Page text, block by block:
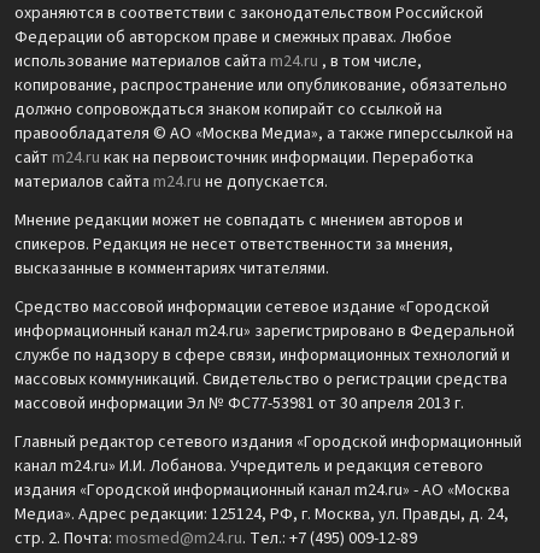
охраняются в соответствии с законодательством Российской
Федерации об авторском праве и смежных правах. Любое
использование материалов сайта m24.ru , в том числе,
копирование, распространение или опубликование, обязательно
должно сопровождаться знаком копирайт со ссылкой на
правообладателя © АО «Москва Медиа», а также гиперссылкой на
сайт m24.ru как на первоисточник информации. Переработка
материалов сайта m24.ru не допускается.
Мнение редакции может не совпадать с мнением авторов и
спикеров. Редакция не несет ответственности за мнения,
высказанные в комментариях читателями.
Средство массовой информации сетевое издание «Городской
информационный канал m24.ru» зарегистрировано в Федеральной
службе по надзору в сфере связи, информационных технологий и
массовых коммуникаций. Свидетельство о регистрации средства
массовой информации Эл № ФС77-53981 от 30 апреля 2013 г.
Главный редактор сетевого издания «Городской информационный
канал m24.ru» И.И. Лобанова. Учредитель и редакция сетевого
издания «Городской информационный канал m24.ru» - АО «Москва
Медиа». Адрес редакции: 125124, РФ, г. Москва, ул. Правды, д. 24,
стр. 2. Почта: mosmed@m24.ru. Тел.: +7 (495) 009-12-89